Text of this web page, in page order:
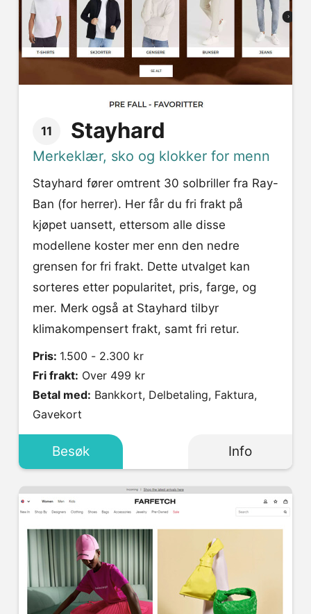
11 Stayhard
Merkeklær, sko og klokker for menn
Stayhard fører omtrent 30 solbriller fra Ray-
Ban (for herrer). Her får du fri frakt på
kjøpet uansett, ettersom alle disse
modellene koster mer enn den nedre
grensen for fri frakt. Dette utvalget kan
sorteres etter popularitet, pris, farge, og
mer. Merk også at Stayhard tilbyr
klimakompensert frakt, samt fri retur.
Pris: 1.500 - 2.300 kr
Fri frakt: Over 499 kr
Betal med:
Gavekort
Besøk Info